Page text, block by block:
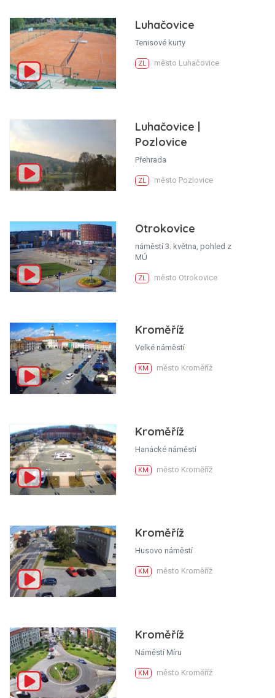
Luhačovice
Tenisové kurty
ZL město Luhačovice
Luhačovice |
Pozlovice
Přehrada
ZL město Pozlovice
Otrokovice
náměstí 3. května, pohled z
MÚ
ZL město Otrokovice
Kroměříž
Velké náměstí
KM město Kroměříž
Kroměříž
Hanácké náměstí
KM město Kroměříž
Kroměříž
Husovo náměstí
KM město Kroměříž
Kroměříž
Náměstí Míru
KM město Kroměříž